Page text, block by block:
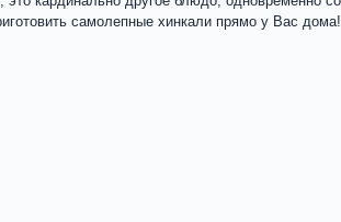
самолепные хинкали прямо у Вас дома!